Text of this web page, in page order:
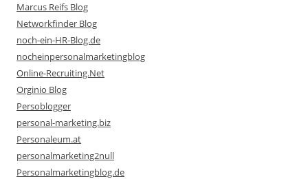
Marcus Reifs Blog
Networkfinder Blog
noch-ein-HR-Blog.de
nocheinpersonalmarketingblog
Online-Recruiting.Net
Orginio Blog
Persoblogger
personal-marketing.biz
Personaleum.at
personalmarketing2null
Personalmarketingblog.de